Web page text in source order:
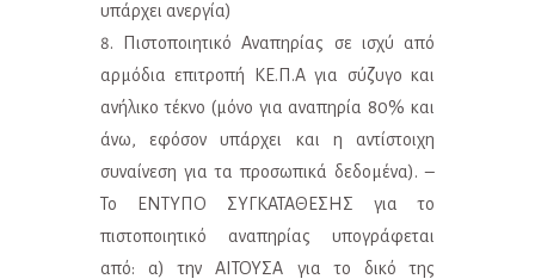
υπάρχει ανεργία)
Πιστοποιητικό Αναπηρίας σε ισχύ από
αρμόδια επιτροπή ΚΕ.Π.Α για σύζυγο και
ανήλικο τέκνο (μόνο για αναπηρία 80% και
άνω, εφόσον υπάρχει και η αντίστοιχη
συναίνεση για τα προσωπικά δεδομένα). –
Το ΕΝΤΥΠΟ ΣΥΓΚΑΤΑΘΕΣΗΣ για το
πιστοποιητικό αναπηρίας υπογράφεται
από: α) την ΑΙΤΟΥΣΑ για το δικό της